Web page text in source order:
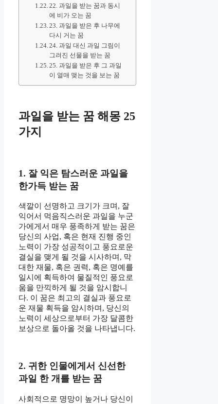
22. 과일을 받는 꿈과 동시
에 비가 오는 꿈
23. 과일을 받은 후 나무에
다시 거는 꿈
24. 과일 대신 과일 그림이
그려진 선물을 받는 꿈
25. 과일을 받은 후 그 과일
이 열매 맺는 것을 보는 꿈
과일을 받는 꿈 해몽 25
가지
1. 잘 익은 탐스러운 과일을
한가득 받는 꿈
색깔이 선명하고 크기가 크며, 잘
익어서 먹음직스러운 과일을 누군
가에게서 매우 풍족하게 받는 꿈은
당신의 사업, 혹은 현재 진행 중인
노력이 가장 성공적이고 풍요로운
결실을 맺게 될 것을 시사하며, 막
대한 재물, 혹은 권력, 혹은 명예를
일시에 획득하여 물질적인 풍요로
움을 만끽하게 될 것을 암시합니
다. 이 꿈은 최고의 결실과 풍요로
운 재물 획득을 암시하며, 당신의
노력이 세상으로부터 가장 달콤한
보상으로 돌아올 것을 나타냅니다.
2. 귀한 인물에게서 신선한
과일 한 개를 받는 꿈
사회적으로 명망이 높거나 당신이